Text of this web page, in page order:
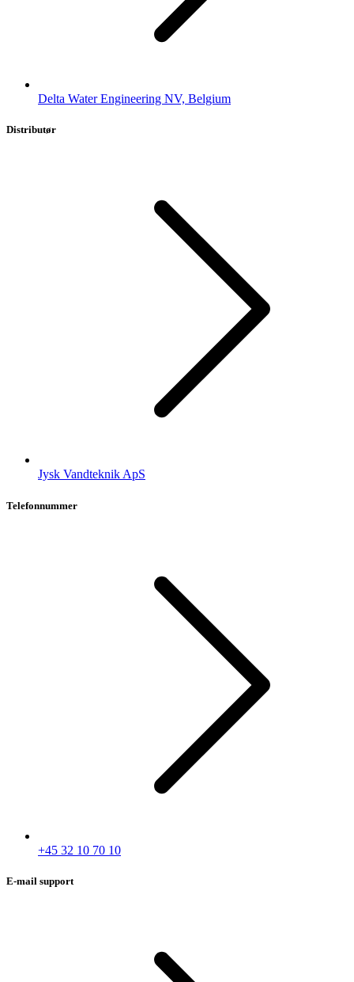
Delta Water Engineering NV, Belgium
Distributør
Jysk Vandteknik ApS
Telefonnummer
+45 32 10 70 10
E-mail support